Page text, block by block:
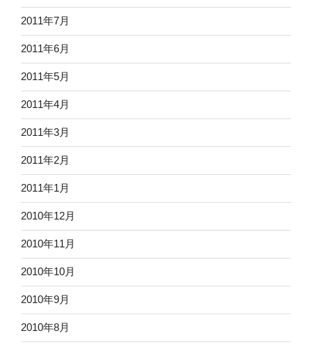
2011年7月
2011年6月
2011年5月
2011年4月
2011年3月
2011年2月
2011年1月
2010年12月
2010年11月
2010年10月
2010年9月
2010年8月